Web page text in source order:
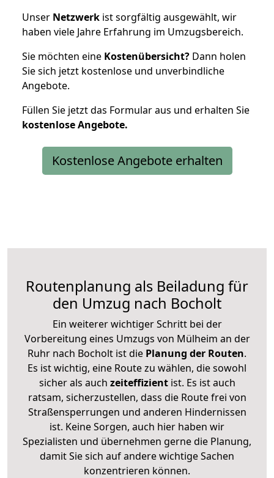
Unser Netzwerk ist sorgfältig ausgewählt, wir
haben viele Jahre Erfahrung im Umzugsbereich.
Sie möchten eine Kostenübersicht? Dann holen
Sie sich jetzt kostenlose und unverbindliche
Angebote.
Füllen Sie jetzt das Formular aus und erhalten Sie
kostenloseAngebote.
Kostenlose Angebote erhalten
Routenplanung als Beiladung für
den Umzug nach Bocholt
Ein weiterer wichtiger Schritt bei der
Vorbereitung eines Umzugs von Mülheim an der
Ruhr nach Bocholt ist die Planung der Routen.
Es ist wichtig, eine Route zu wählen, die sowohl
sicher als auch zeiteffizientist. Es ist auch
ratsam, sicherzustellen, dass die Route frei von
Straßensperrungen und anderen Hindernissen
ist. Keine Sorgen, auch hier haben wir
Spezialisten und übernehmen gerne die Planung,
damit Sie sich auf andere wichtige Sachen
konzentrieren können.